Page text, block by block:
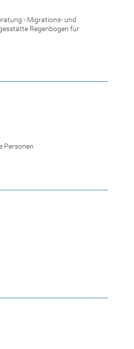
- Migrations- und
Regenbogen für
Personen